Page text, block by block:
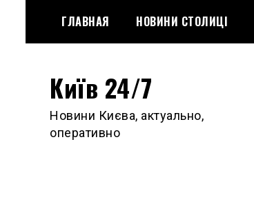
content
ГЛАВНАЯ НОВИНИ СТОЛИЦІ
Київ 24/7
Новини Києва, актуально,
оперативно